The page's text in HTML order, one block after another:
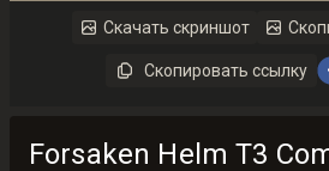
Скачать скриншот
Скопировать ссылку
Forsaken Helm T3